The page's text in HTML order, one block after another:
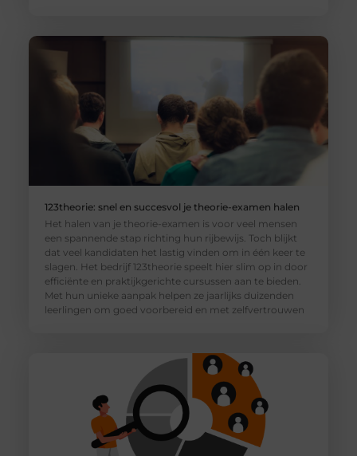
123theorie: snel en succesvol je theorie-examen halen
Het halen van je theorie-examen is voor veel mensen
een spannende stap richting hun rijbewijs. Toch blijkt
dat veel kandidaten het lastig vinden om in één keer te
slagen. Het bedrijf 123theorie speelt hier slim op in door
efficiënte en praktijkgerichte cursussen aan te bieden.
Met hun unieke aanpak helpen ze jaarlijks duizenden
leerlingen om goed voorbereid en met zelfvertrouwen